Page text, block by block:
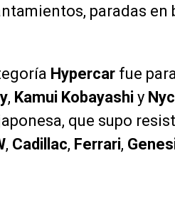
paradas en
Hypercar fue
, Kamui Kobayashi y
que supo
, Cadillac, Ferrari,